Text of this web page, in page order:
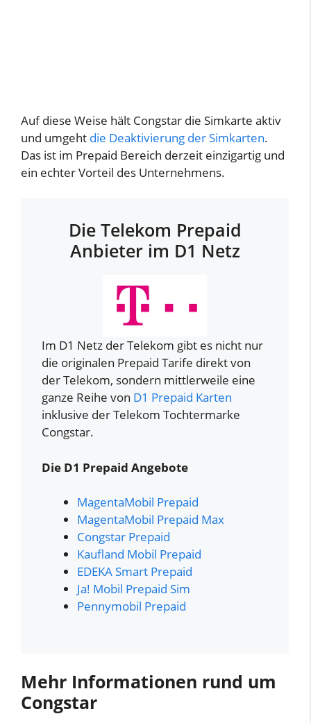
Auf diese Weise hält Congstar die Simkarte aktiv
und umgeht die Deaktivierung der Simkarten.
Das ist im Prepaid Bereich derzeit einzigartig und
ein echter Vorteil des Unternehmens.
Die Telekom Prepaid
Anbieter im D1 Netz
Im D1 Netz der Telekom gibt es nicht nur
die originalen Prepaid Tarife direkt von
der Telekom, sondern mittlerweile eine
ganze Reihe von D1 Prepaid Karten
inklusive der Telekom Tochtermarke
Congstar.
Die D1 Prepaid Angebote
MagentaMobil Prepaid
MagentaMobil Prepaid Max
Congstar Prepaid
Kaufland Mobil Prepaid
EDEKA Smart Prepaid
Ja! Mobil Prepaid Sim
Pennymobil Prepaid
Mehr Informationen rund um
Congstar